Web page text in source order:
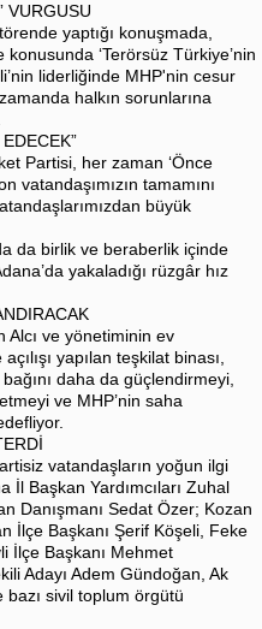
VURGUSU
yaptığı konuşmada,
‘Terörsüz Türkiye’nin
liderliğinde MHP'nin cesur
halkın sorunlarına
Partisi, her zaman ‘Önce
vatandaşımızın tamamını
büyük
da birlik ve beraberlik içinde
yakaladığı rüzgâr hız
Alcı ve yönetiminin ev
yapılan teşkilat binası,
daha da güçlendirmeyi,
ve MHP’nin saha
vatandaşların yoğun ilgi
İl Başkan Yardımcıları Zuhal
Danışmanı Sedat Özer; Kozan
İlçe Başkanı Şerif Köşeli, Feke
İlçe Başkanı Mehmet
Adayı Adem Gündoğan, Ak
sivil toplum örgütü